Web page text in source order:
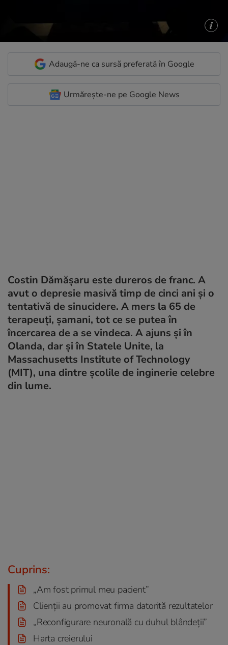
Adaugă-ne ca sursă preferată în Google
Urmărește-ne pe Google News
Costin Dămășaru este dureros de franc. A
avut o depresie masivă timp de cinci ani și o
tentativă de sinucidere. A mers la 65 de
terapeuți, șamani, tot ce se putea în
încercarea de a se vindeca. A ajuns și în
Olanda, dar și în Statele Unite, la
Massachusetts Institute of Technology
(MIT), una dintre școlile de inginerie celebre
din lume.
Cuprins:
„Am fost primul meu pacient”
Clienții au promovat firma datorită rezultatelor
„Reconfigurare neuronală cu duhul blândeții”
Harta creierului